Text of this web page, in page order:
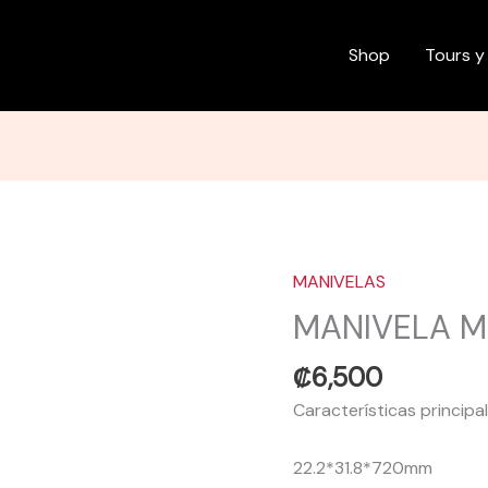
Shop Tours
MANIVELAS
MANIVELA
₡6,500
Características
22.2*31.8*720mm
MANIVELA
MTB
FINA
NEGRA
cantidad